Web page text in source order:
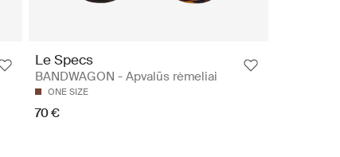
Le Specs
BANDWAGON - Apvalūs rėmeliai
ONE SIZE
70 €